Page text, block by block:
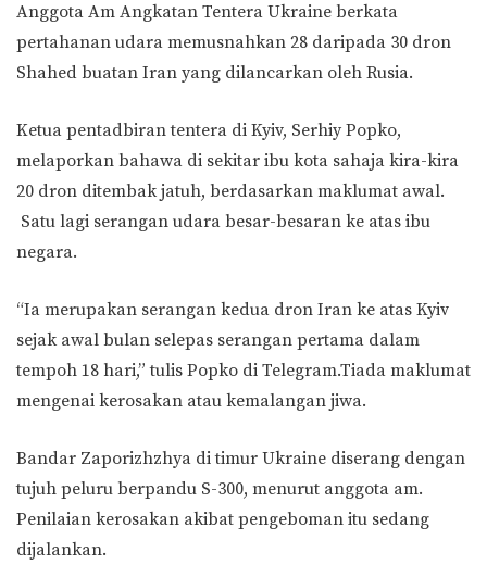
Anggota Am Angkatan Tentera Ukraine berkata
pertahanan udara memusnahkan 28 daripada 30 dron
Shahed buatan Iran yang dilancarkan oleh Rusia.
Ketua pentadbiran tentera di Kyiv, Serhiy Popko,
melaporkan bahawa di sekitar ibu kota sahaja kira-kira
20 dron ditembak jatuh, berdasarkan maklumat awal.
Satu lagi serangan udara besar-besaran ke atas ibu
negara.
“Ia merupakan serangan kedua dron Iran ke atas Kyiv
sejak awal bulan selepas serangan pertama dalam
tempoh 18 hari,” tulis Popko di Telegram.Tiada maklumat
mengenai kerosakan atau kemalangan jiwa.
Bandar Zaporizhzhya di timur Ukraine diserang dengan
tujuh peluru berpandu S-300, menurut anggota am.
Penilaian kerosakan akibat pengeboman itu sedang
dijalankan.